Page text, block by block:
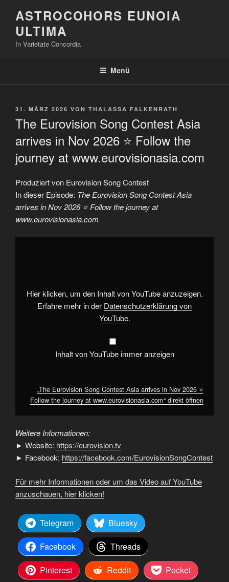
Inhalt
springen
ASTROCOHORS EUNOIA
ULTIMA
In Varietate Concordia
Menü
VERÖFFENTLICHT
31. MÄRZ 2026 VON THALASSA FALKENRATH
The Eurovision Song Contest Asia
arrives in Nov 2026 ⭐ Follow the
journey at www.eurovisionasia.com
Produziert von Eurovision Song Contest
In dieser Episode: The Eurovision Song Contest Asia
arrives in Nov 2026 ⭐ Follow the journey at
www.eurovisionasia.com
„The
Nov
2026
Follow
Hier klicken, um den Inhalt von YouTube anzuzeigen.
Erfahre mehr in der Datenschutzerklärung von
YouTube.
Inhalt von YouTube immer anzeigen
„The Eurovision Song Contest Asia arrives in Nov 2026 ⭐
Follow the journey at www.eurovisionasia.com“ direkt öffnen
Weitere Informationen:
► Website: https://eurovision.tv
► Facebook: https://facebook.com/EurovisionSongContest
Für mehr Informationen oder um das Video auf YouTube
anzuschauen, hier klicken!
Telegram
Bluesky
Facebook
Threads
Pinterest
Reddit
Pocket